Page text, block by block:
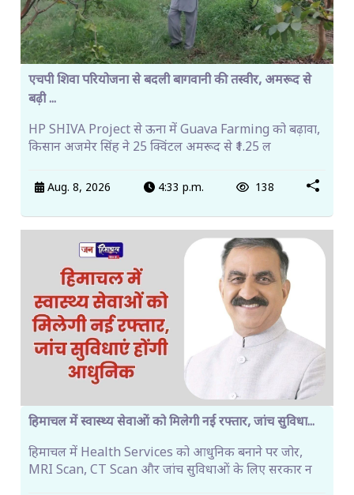
एचपी शिवा परियोजना से बदली बागवानी की तस्वीर, अमरूद से
बढ़ी ...
HP SHIVA Project से ऊना में Guava Farming को बढ़ावा,
किसान अजमेर सिंह ने 25 क्विंटल अमरूद से ₹1.25 ल
Aug. 8, 2026 4:33 p.m. 138
हिमाचल में स्वास्थ्य सेवाओं को मिलेगी नई रफ्तार, जांच सुविधा...
हिमाचल में Health Services को आधुनिक बनाने पर जोर,
MRI Scan, CT Scan और जांच सुविधाओं के लिए सरकार न